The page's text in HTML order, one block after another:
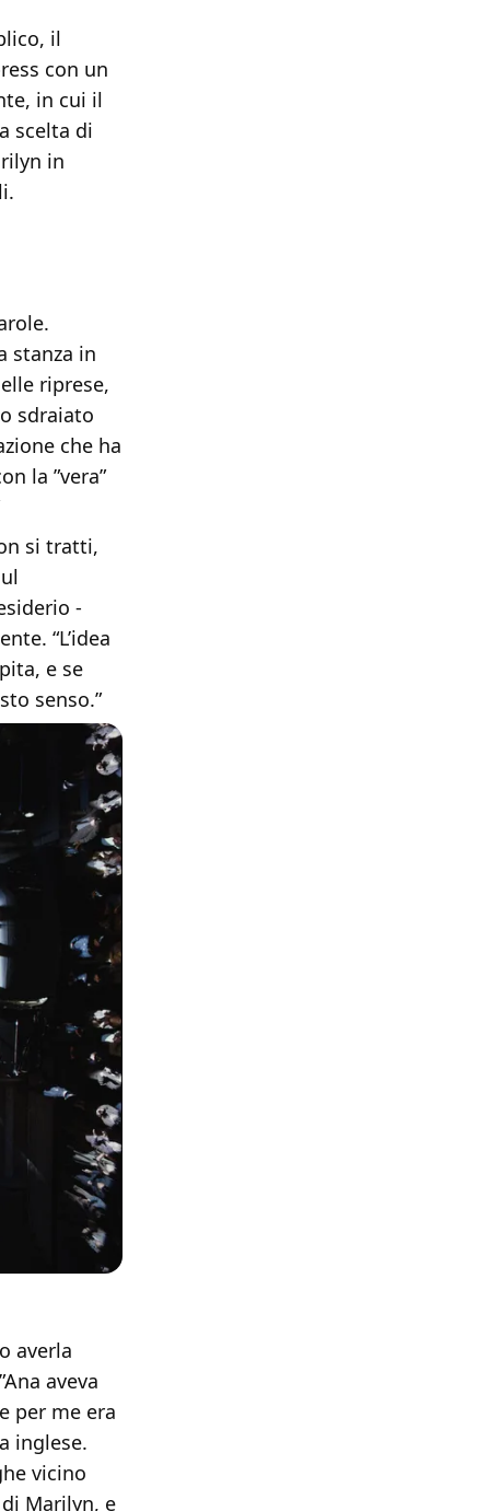
il
con un
in cui il
scelta di
in
stanza in
riprese,
sdraiato
che ha
la ”vera”
si tratti,
-
“L’idea
e se
senso.”
averla
aveva
per me era
inglese.
vicino
Marilyn, e